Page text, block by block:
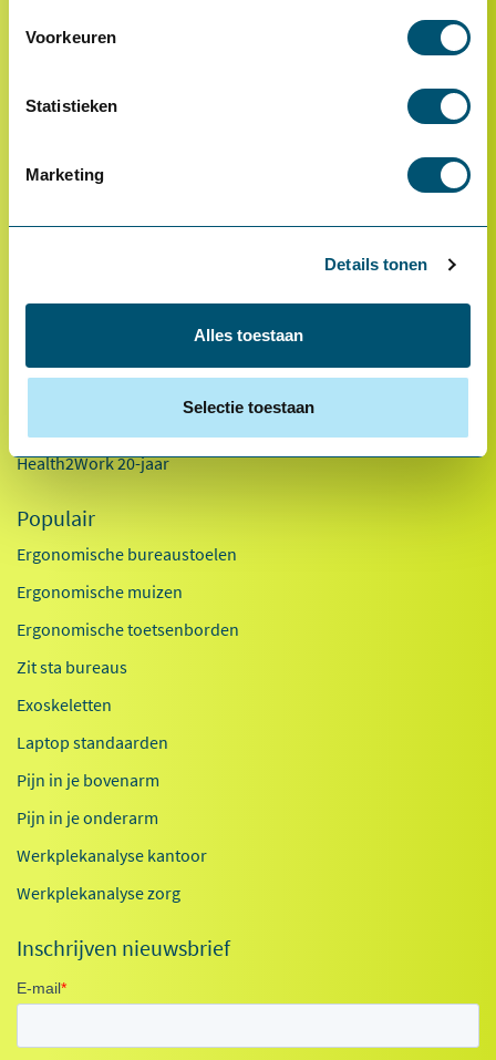
Voorkeuren
Statistieken
Marketing
Details tonen
Alles toestaan
Selectie toestaan
Referenties
Ons team
Innovaties
Health2Work 20-jaar
Populair
Ergonomische bureaustoelen
Ergonomische muizen
Ergonomische toetsenborden
Zit sta bureaus
Exoskeletten
Laptop standaarden
Pijn in je bovenarm
Pijn in je onderarm
Werkplekanalyse kantoor
Werkplekanalyse zorg
Inschrijven nieuwsbrief